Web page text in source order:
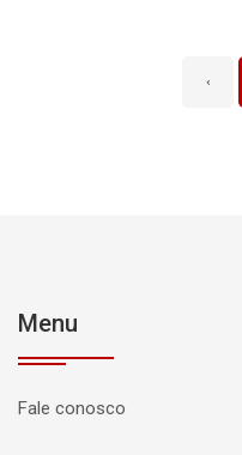
‹
Menu
Fale conosco